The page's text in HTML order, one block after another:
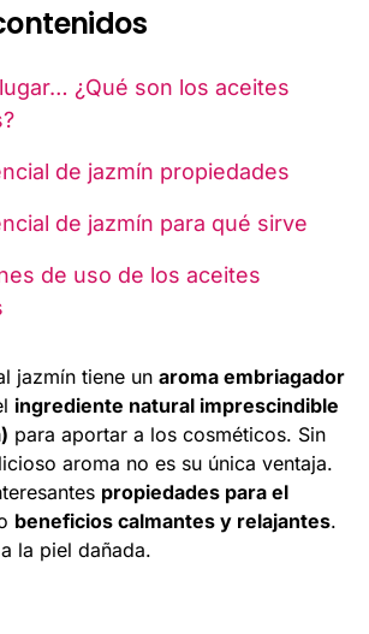
¿Qué son los aceites
de jazmín propiedades
de jazmín para qué sirve
de uso de los aceites
jazmín tiene un aroma embriagador
ingrediente natural imprescindible
para aportar a los cosméticos. Sin
aroma no es su única ventaja.
propiedades para el
beneficios calmantes y relajantes.
la piel dañada.